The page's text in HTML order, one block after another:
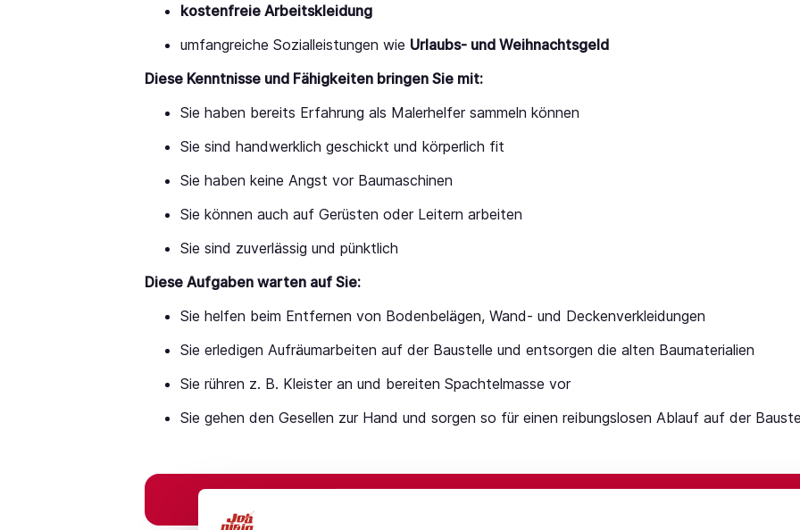
kostenfreie Arbeitskleidung
umfangreiche Sozialleistungen wie Urlaubs- und Weihnachtsgeld
Diese Kenntnisse und Fähigkeiten bringen Sie mit:
Sie haben bereits Erfahrung als Malerhelfer sammeln können
Sie sind handwerklich geschickt und körperlich fit
Sie haben keine Angst vor Baumaschinen
Sie können auch auf Gerüsten oder Leitern arbeiten
Sie sind zuverlässig und pünktlich
Diese Aufgaben warten auf Sie:
Sie helfen beim Entfernen von Bodenbelägen, Wand- und Deckenverkleidungen
Sie erledigen Aufräumarbeiten auf der Baustelle und entsorgen die alten Baumaterialien
Sie rühren z. B. Kleister an und bereiten Spachtelmasse vor
Sie gehen den Gesellen zur Hand und sorgen so für einen reibungslosen Ablauf auf der